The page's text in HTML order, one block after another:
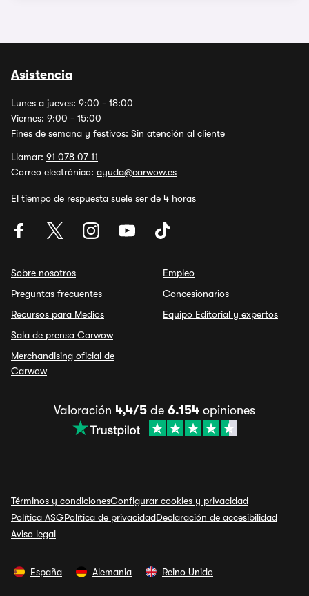
Asistencia
Lunes a jueves: 9:00 - 18:00
Viernes: 9:00 - 15:00
Fines de semana y festivos: Sin atención al cliente
Llamar: 91 078 07 11
Correo electrónico: ayuda@carwow.es
El tiempo de respuesta suele ser de 4 horas
Sobre nosotros
Preguntas frecuentes
Recursos para Medios
Sala de prensa Carwow
Merchandising oficial de
Carwow
Empleo
Concesionarios
Equipo Editorial y expertos
Valoración 4,4/5 de 6.154 opiniones
Términos y condicionesConfigurar cookies y privacidad
Política ASGPolítica de privacidadDeclaración de accesibilidad
Aviso legal
España Alemania Reino Unido